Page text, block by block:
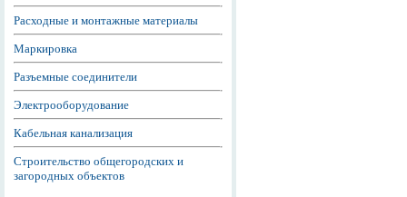
Расходные и монтажные материалы
Маркировка
Разъемные соединители
Электрооборудование
Кабельная канализация
Строительство общегородских и
загородных объектов